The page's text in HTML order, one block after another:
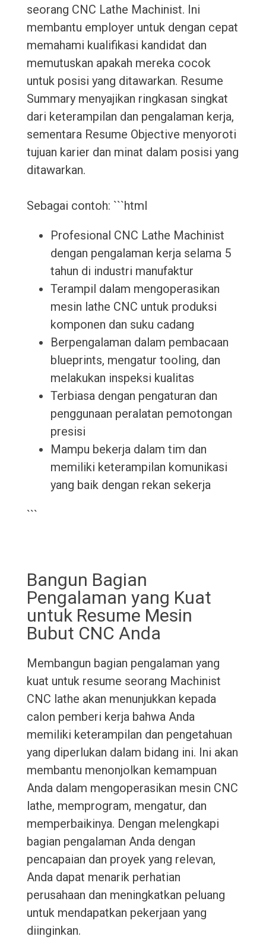
seorang CNC Lathe Machinist. Ini
membantu employer untuk dengan cepat
memahami kualifikasi kandidat dan
memutuskan apakah mereka cocok
untuk posisi yang ditawarkan. Resume
Summary menyajikan ringkasan singkat
dari keterampilan dan pengalaman kerja,
sementara Resume Objective menyoroti
tujuan karier dan minat dalam posisi yang
ditawarkan.
Sebagai contoh: ```html
Profesional CNC Lathe Machinist
dengan pengalaman kerja selama 5
tahun di industri manufaktur
Terampil dalam mengoperasikan
mesin lathe CNC untuk produksi
komponen dan suku cadang
Berpengalaman dalam pembacaan
blueprints, mengatur tooling, dan
melakukan inspeksi kualitas
Terbiasa dengan pengaturan dan
penggunaan peralatan pemotongan
presisi
Mampu bekerja dalam tim dan
memiliki keterampilan komunikasi
yang baik dengan rekan sekerja
```
Bangun Bagian
Pengalaman yang Kuat
untuk Resume Mesin
Bubut CNC Anda
Membangun bagian pengalaman yang
kuat untuk resume seorang Machinist
CNC lathe akan menunjukkan kepada
calon pemberi kerja bahwa Anda
memiliki keterampilan dan pengetahuan
yang diperlukan dalam bidang ini. Ini akan
membantu menonjolkan kemampuan
Anda dalam mengoperasikan mesin CNC
lathe, memprogram, mengatur, dan
memperbaikinya. Dengan melengkapi
bagian pengalaman Anda dengan
pencapaian dan proyek yang relevan,
Anda dapat menarik perhatian
perusahaan dan meningkatkan peluang
untuk mendapatkan pekerjaan yang
diinginkan.